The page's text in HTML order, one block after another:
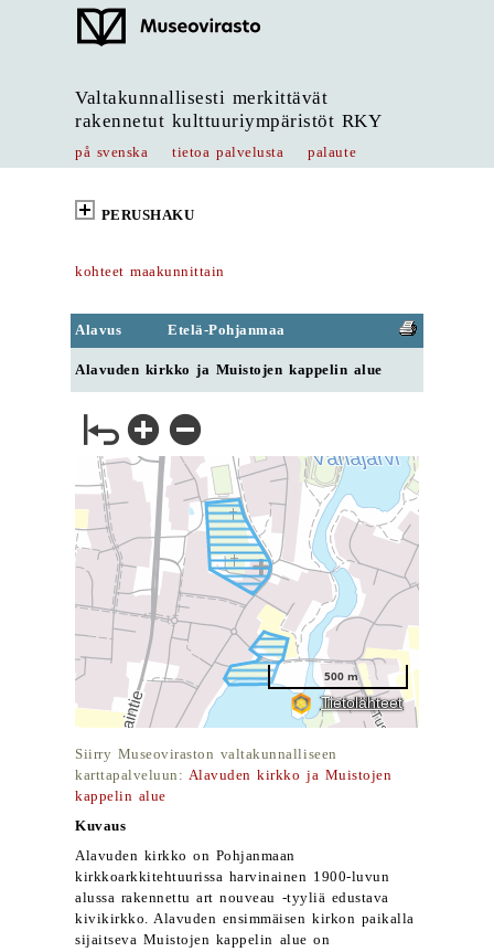
Valtakunnallisesti merkittävät
rakennetut kulttuuriympäristöt RKY
på svenska tietoa palvelusta palaute
PERUSHAKU
kohteet maakunnittain
Alavus Etelä-Pohjanmaa
Alavuden kirkko ja Muistojen kappelin alue
Siirry Museoviraston valtakunnalliseen
karttapalveluun: Alavuden kirkko ja Muistojen
kappelin alue
Kuvaus
Alavuden kirkko on Pohjanmaan
kirkkoarkkitehtuurissa harvinainen 1900-luvun
alussa rakennettu art nouveau -tyyliä edustava
kivikirkko. Alavuden ensimmäisen kirkon paikalla
sijaitseva Muistojen kappelin alue on